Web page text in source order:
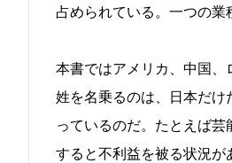
占められている。一つの業
本書ではアメリカ、中国
姓を名乗るのは、日本だ
っているのだ。たとえば
すると不利益を被る状況が